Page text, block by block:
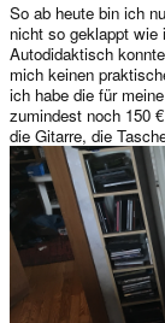
So ab heute bin ich
nicht so geklappt wie
Autodidaktisch
mich keinen
ich habe die für
zumindest noch 150
die Gitarre, die